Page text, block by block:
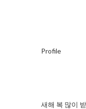
Profile
새해 복 많이